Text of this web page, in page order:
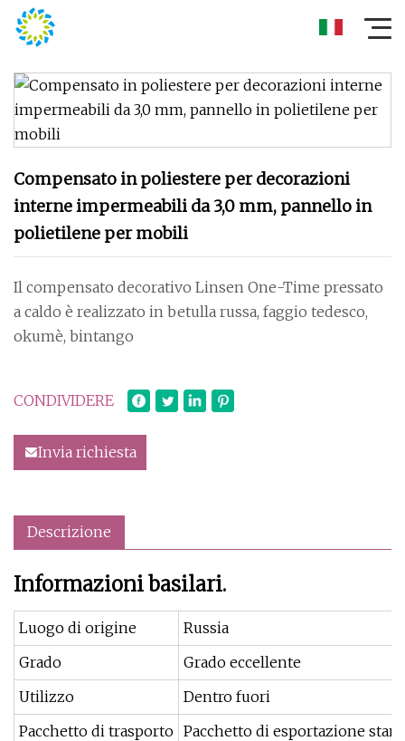
Compensato in poliestere per decorazioni
interne impermeabili da 3,0 mm, pannello in
polietilene per mobili
Il compensato decorativo Linsen One-Time pressato
a caldo è realizzato in betulla russa, faggio tedesco,
okumè, bintango
CONDIVIDERE
Invia richiesta
Descrizione
Informazioni basilari.
Luogo di origine
Russia
Grado
Grado eccellente
Utilizzo
Dentro fuori
Pacchetto di trasporto Pacchetto di esportazione